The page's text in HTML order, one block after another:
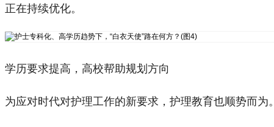
正在持续优化。
学历要求提高，高校帮助规划方向
为应对时代对护理工作的新要求，护理教育也顺势而为。